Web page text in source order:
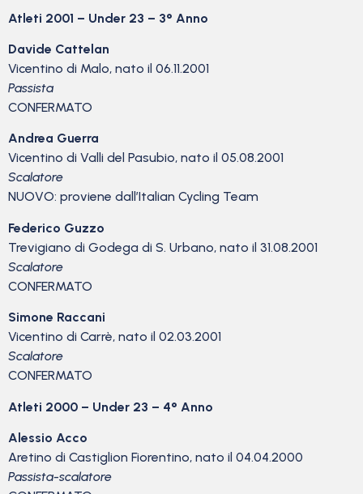
Atleti 2001 – Under 23 – 3° Anno
Davide Cattelan
Vicentino di Malo, nato il 06.11.2001
Passista
CONFERMATO
Andrea Guerra
Vicentino di Valli del Pasubio, nato il 05.08.2001
Scalatore
NUOVO: proviene dall’Italian Cycling Team
Federico Guzzo
Trevigiano di Godega di S. Urbano, nato il 31.08.2001
Scalatore
CONFERMATO
Simone Raccani
Vicentino di Carrè, nato il 02.03.2001
Scalatore
CONFERMATO
Atleti 2000 – Under 23 – 4° Anno
Alessio Acco
Aretino di Castiglion Fiorentino, nato il 04.04.2000
Passista-scalatore